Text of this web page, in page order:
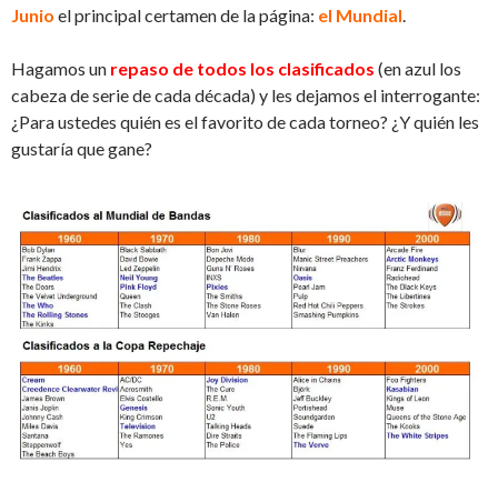
Junio el principal certamen de la página: el Mundial.
Hagamos un repaso de todos los clasificados (en azul los
cabeza de serie de cada década) y les dejamos el interrogante:
¿Para ustedes quién es el favorito de cada torneo? ¿Y quién les
gustaría que gane?